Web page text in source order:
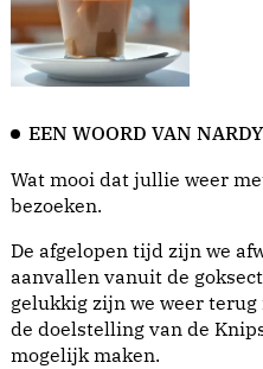
EEN WOORD VAN NARDY
Wat mooi dat jullie weer
bezoeken.
De afgelopen tijd zijn we
aanvallen vanuit de
gelukkig zijn we weer
de doelstelling van de
mogelijk maken.